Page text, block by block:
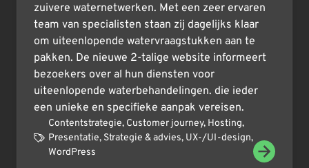
zuivere waternetwerken. Met een zeer ervaren
team van specialisten staan zij dagelijks klaar
om uiteenlopende watervraagstukken aan te
pakken. De nieuwe 2-talige website informeert
bezoekers over al hun diensten voor
uiteenlopende waterbehandelingen. die ieder
een unieke en specifieke aanpak vereisen.
Contentstrategie, Customer journey, Hosting,
Presentatie, Strategie & advies, UX-/UI-design,
WordPress